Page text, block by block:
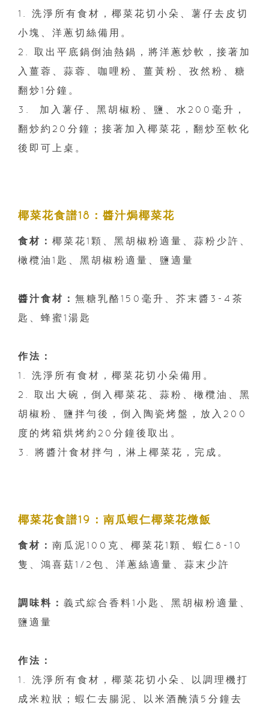
1. 洗淨所有食材，椰菜花切小朵、薯仔去皮切
小塊、洋蔥切絲備用。
2. 取出平底鍋倒油熱鍋，將洋蔥炒軟，接著加
入薑蓉、蒜蓉、咖哩粉、薑黃粉、孜然粉、糖
翻炒1分鐘。
3. 加入薯仔、黑胡椒粉、鹽、水200毫升，
翻炒約20分鐘；接著加入椰菜花，翻炒至軟化
後即可上桌。
椰菜花食譜18：醬汁焗椰菜花
食材： 椰菜花1顆、黑胡椒粉適量、蒜粉少許、
橄欖油1匙、黑胡椒粉適量、鹽適量
醬汁食材： 無糖乳酪150毫升、芥末醬3-4茶
匙、蜂蜜1湯匙
作法：
1. 洗淨所有食材，椰菜花切小朵備用。
2. 取出大碗，倒入椰菜花、蒜粉、橄欖油、黑
胡椒粉、鹽拌勻後，倒入陶瓷烤盤，放入200
度的烤箱烘烤約20分鐘後取出。
3. 將醬汁食材拌勻，淋上椰菜花，完成。
椰菜花食譜19：南瓜蝦仁椰菜花燉飯
食材： 南瓜泥100克、椰菜花1顆、蝦仁8-10
隻、鴻喜菇1/2包、洋蔥絲適量、蒜末少許
調味料： 義式綜合香料1小匙、黑胡椒粉適量、
鹽適量
作法：
1. 洗淨所有食材，椰菜花切小朵、以調理機打
成米粒狀；蝦仁去腸泥、以米酒醃漬5分鐘去